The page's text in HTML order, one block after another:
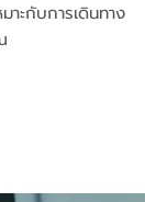
าะกับการเดินทาง